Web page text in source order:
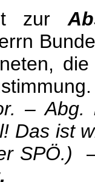
zur
– Abg.
Das ist
SPÖ.)